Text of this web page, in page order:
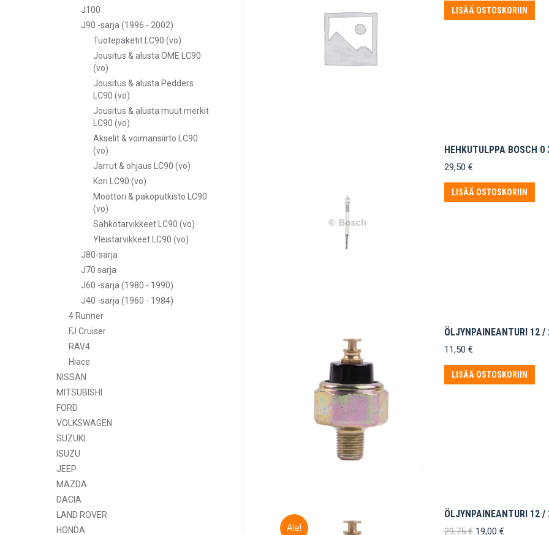
LISÄÄ OSTOSKORIIN
HEHKUTULPPA BOSCH
29,50 €
LISÄÄ OSTOSKORIIN
ÖLJYNPAINEANTURI 12
11,50 €
LISÄÄ OSTOSKORIIN
Ale!
ÖLJYNPAINEANTURI 12
29,75€ Alkuperäinen
19,00 €Nykyinen
J100
J90 -sarja (1996 - 2002)
Tuotepaketit LC90 (vo)
Jousitus & alusta OME LC90
(vo)
Jousitus & alusta Pedders
LC90 (vo)
Jousitus & alusta muut merkit
LC90 (vo)
Akselit & voimansiirto LC90
(vo)
Jarrut & ohjaus LC90 (vo)
Kori LC90 (vo)
Moottori & pakoputkisto LC90
(vo)
Sähkötarvikkeet LC90 (vo)
Yleistarvikkeet LC90 (vo)
J80-sarja
J70 sarja
J60 -sarja (1980 - 1990)
J40 -sarja (1960 - 1984)
4 Runner
FJ Cruiser
RAV4
Hiace
NISSAN
MITSUBISHI
FORD
VOLKSWAGEN
SUZUKI
ISUZU
JEEP
MAZDA
DACIA
LAND ROVER
HONDA